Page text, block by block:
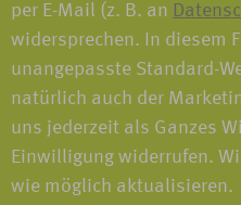
per E-Mail (z. B. an
widersprechen. In diesem
unangepasste Standard-
natürlich auch der
uns jederzeit als Ganzes
Einwilligung widerrufen.
wie möglich aktualisieren.